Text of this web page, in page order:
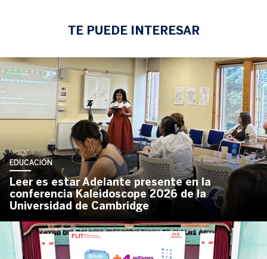
TE PUEDE INTERESAR
EDUCACIÓN
Leer es estar Adelante presente en la
conferencia Kaleidoscope 2026 de la
Universidad de Cambridge